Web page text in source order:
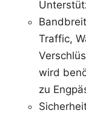
Traffic,
wird
zu